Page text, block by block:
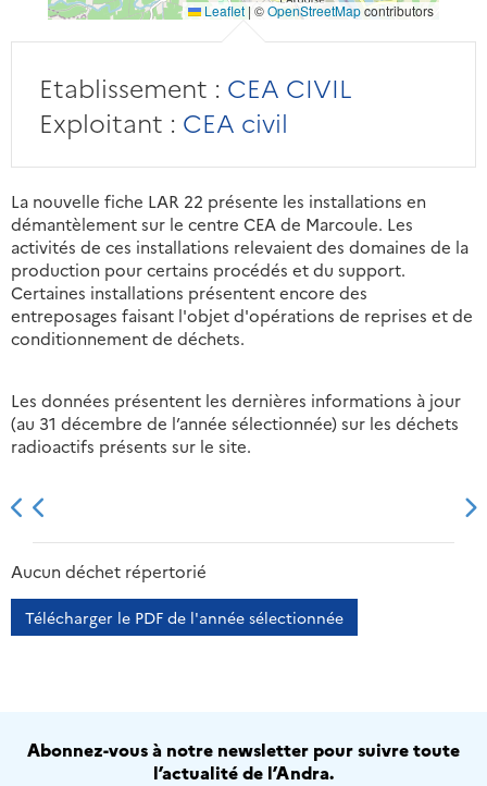
Leaflet | ©OpenStreetMapcontributors
Etablissement : CEA CIVIL
Exploitant : CEA civil
La nouvelle fiche LAR 22 présente les installations en
démantèlement sur le centre CEA de Marcoule. Les
activités de ces installations relevaient des domaines de la
production pour certains procédés et du support.
Certaines installations présentent encore des
entreposages faisant l'objet d'opérations de reprises et de
conditionnement de déchets.
Les données présentent les dernières informations à jour
(au 31 décembre de l’année sélectionnée) sur les déchets
radioactifs présents sur le site.
2013 2014
Aucun déchet répertorié
Télécharger le PDF de l'année sélectionnée
Abonnez-vous à notre newsletter pour suivre toute
l’actualité de l’Andra.